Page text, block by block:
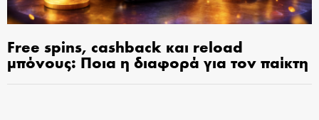
Free spins, cashback και reload
μπόνους: Ποια η διαφορά για τον παίκτη